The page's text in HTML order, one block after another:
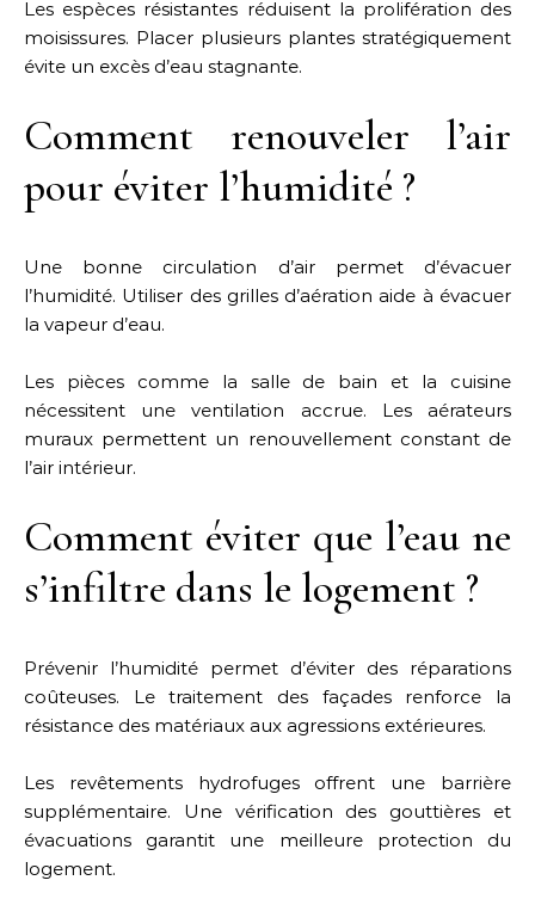
Les espèces résistantes réduisent la prolifération des
moisissures. Placer plusieurs plantes stratégiquement
évite un excès d’eau stagnante.
Comment renouveler l’air
pour éviter l’humidité ?
Une bonne circulation d’air permet d’évacuer
l’humidité. Utiliser des grilles d’aération aide à évacuer
la vapeur d’eau.
Les pièces comme la salle de bain et la cuisine
nécessitent une ventilation accrue. Les aérateurs
muraux permettent un renouvellement constant de
l’air intérieur.
Comment éviter que l’eau ne
s’infiltre dans le logement ?
Prévenir l’humidité permet d’éviter des réparations
coûteuses. Le traitement des façades renforce la
résistance des matériaux aux agressions extérieures.
Les revêtements hydrofuges offrent une barrière
supplémentaire. Une vérification des gouttières et
évacuations garantit une meilleure protection du
logement.